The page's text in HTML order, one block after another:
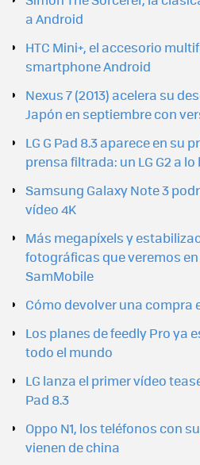
a Android
HTC Mini+, el accesorio
smartphone Android
Nexus 7 (2013) acelera su
Japón en septiembre con
LG G Pad 8.3 aparece en su
prensa filtrada: un LG G2 a
Samsung Galaxy Note 3
vídeo 4K
Más megapíxels y
fotográficas que veremos en
SamMobile
Cómo devolver una compra
Los planes de feedly Pro ya
todo el mundo
LG lanza el primer vídeo
Pad 8.3
Oppo N1, los teléfonos con
vienen de china